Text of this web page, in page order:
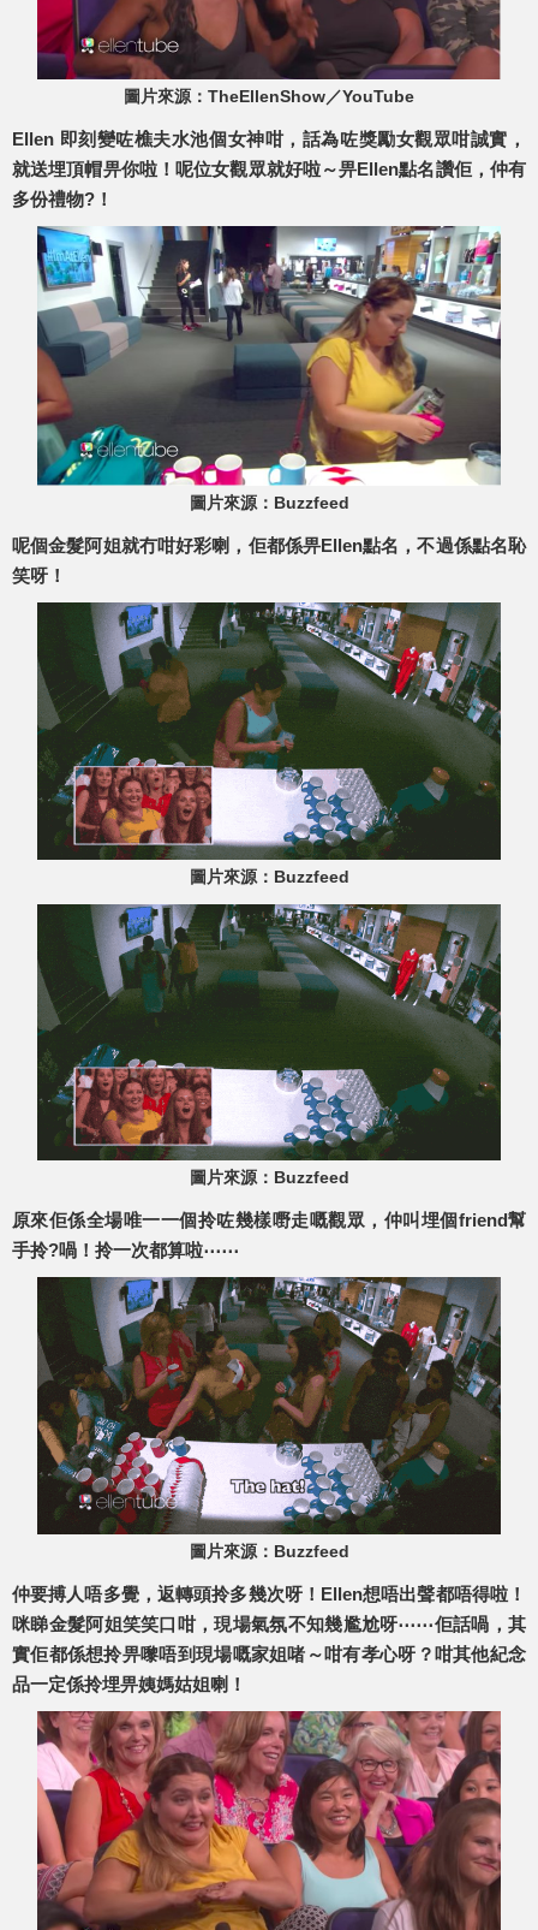
圖片來源：TheEllenShow／YouTube
Ellen 即刻變咗樵夫水池個女神咁，話為咗獎勵女觀眾咁誠實，
就送埋頂帽畀你啦！呢位女觀眾就好啦～畀Ellen點名讚佢，仲有
多份禮物?！
圖片來源：Buzzfeed
呢個金髮阿姐就冇咁好彩喇，佢都係畀Ellen點名，不過係點名恥
笑呀！
圖片來源：Buzzfeed
圖片來源：Buzzfeed
原來佢係全場唯一一個拎咗幾樣嘢走嘅觀眾，仲叫埋個friend幫
手拎?喎！拎一次都算啦⋯⋯
圖片來源：Buzzfeed
仲要搏人唔多覺，返轉頭拎多幾次呀！Ellen想唔出聲都唔得啦！
咪睇金髮阿姐笑笑口咁，現場氣氛不知幾尷尬呀⋯⋯佢話喎，其
實佢都係想拎畀嚟唔到現場嘅家姐啫～咁有孝心呀？咁其他紀念
品一定係拎埋畀姨媽姑姐喇！